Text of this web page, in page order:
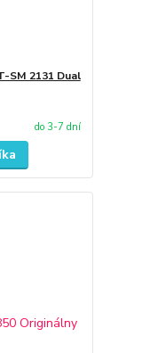
SM 2131 Dual
do 3-7 dní